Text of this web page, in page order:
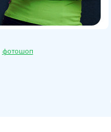
фотошоп